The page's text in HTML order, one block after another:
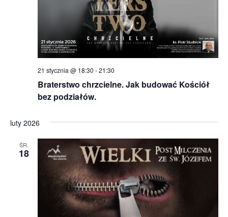
Braterstwo chrzcielne. Jak budować Kościół
bez podziałów.
21 stycznia @ 18:30 -21:30
luty 2026
ŚR.
18